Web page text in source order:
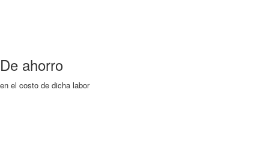
De ahorro
en el costo de dicha labor